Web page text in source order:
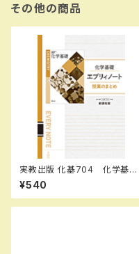
NNWD SKU：004014566
その他の商品
実教出版 化基704 化学基礎
エブリィノート 授業のまとめ
新品 問題集本体のみ 別冊
解答なし ISBN：97844073
¥540